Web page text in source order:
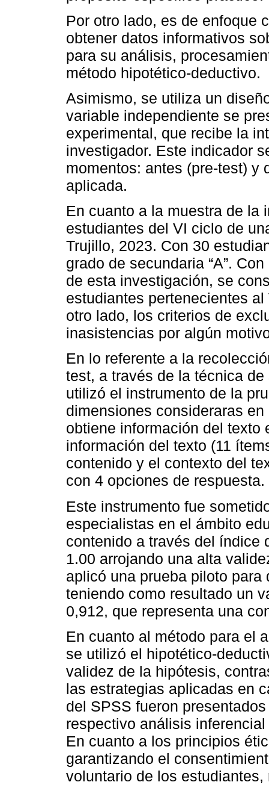
Por otro lado, es de enfoque
obtener datos informativos
para su análisis,
método hipotético-deductivo.
Asimismo, se utiliza un
variable independiente se
experimental, que recibe la
investigador. Este indicador
momentos: antes (pre-test) y
aplicada.
En cuanto a la muestra de la
estudiantes del VI ciclo de
Trujillo, 2023. Con 30
grado de secundaria “A”.
de esta investigación, se
estudiantes pertenecientes
otro lado, los criterios de
inasistencias por algún
En lo referente a la
test, a través de la técnica
utilizó el instrumento de la
dimensiones consideraras
obtiene información del texto
información del texto (11
contenido y el contexto del
con 4 opciones de respuesta.
Este instrumento fue
especialistas en el ámbito
contenido a través del índice
1.00 arrojando una alta
aplicó una prueba piloto
teniendo como resultado un
0,912, que representa una
En cuanto al método para el
se utilizó el hipotético-
validez de la hipótesis,
las estrategias aplicadas en
del SPSS fueron
respectivo análisis
En cuanto a los principios
garantizando el
voluntario de los